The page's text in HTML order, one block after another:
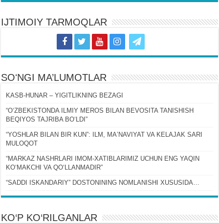
IJTIMOIY TARMOQLAR
SOʻNGI MA’LUMOTLAR
KASB-HUNAR – YIGITLIKNING BEZAGI
“OʻZBEKISTONDA ILMIY MEROS BILAN BEVOSITA TANISHISH
BEQIYOS TAJRIBA BOʻLDI”
“YOSHLAR BILAN BIR KUN”: ILM, MAʼNAVIYAT VA KELAJAK SARI
MULOQOT
“MARKAZ NASHRLARI IMOM-XATIBLARIMIZ UCHUN ENG YAQIN
KOʻMAKCHI VA QOʻLLANMADIR”
“SADDI ISKANDARIY” DOSTONINING NOMLANISHI XUSUSIDA…
KO‘P KO‘RILGANLAR